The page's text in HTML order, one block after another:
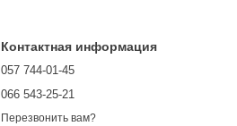
Контактная информация
057 744-01-45
066 543-25-21
Перезвонить вам?